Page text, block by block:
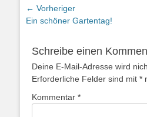
Beitragsnavigation
← Vorheriger
Vorheriger
Ein schöner Gartentag!
Schreibe einen
Deine E-Mail-Adresse wird
Erforderliche Felder sind mit *
Kommentar *